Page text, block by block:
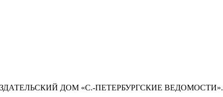
ДОМ «С.-ПЕТЕРБУРГСКИЕ ВЕДОМОСТИ».